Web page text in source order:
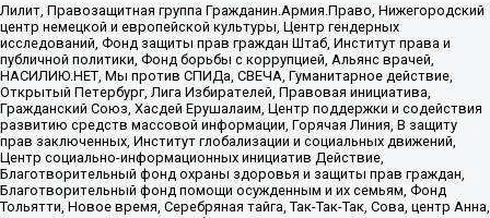
Лилит, Правозащитная группа Гражданин.Армия.Право, Нижегородский
центр немецкой и европейской культуры, Центр гендерных
исследований, Фонд защиты прав граждан Штаб, Институт права и
публичной политики, Фонд борьбы с коррупцией, Альянс врачей,
НАСИЛИЮ.НЕТ, Мы против СПИДа, СВЕЧА, Гуманитарное действие,
Открытый Петербург, Лига Избирателей, Правовая инициатива,
Гражданский Союз, Хасдей Ерушалаим, Центр поддержки и содействия
развитию средств массовой информации, Горячая Линия, В защиту
прав заключенных, Институт глобализации и социальных движений,
Центр социально-информационных инициатив Действие,
Благотворительный фонд охраны здоровья и защиты прав граждан,
Благотворительный фонд помощи осужденным и их семьям, Фонд
Тольятти, Новое время, Серебряная тайга, Так-Так-Так, Сова, центр Анна,